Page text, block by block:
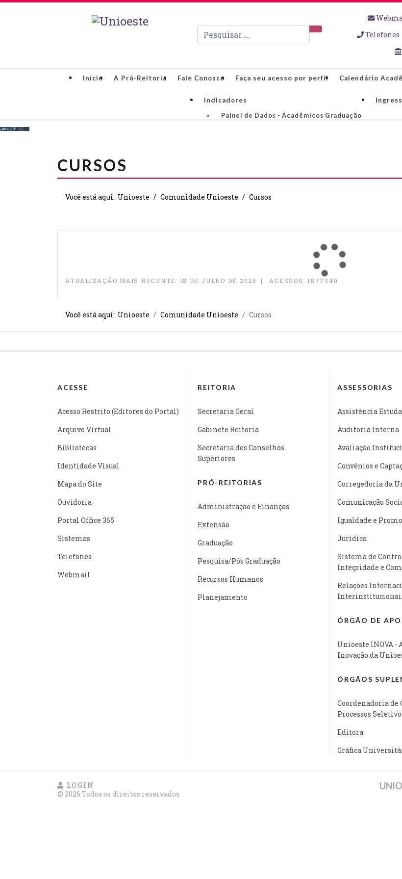
Pesquisar
Telefones
Início A Pró-Reitoria Fale Conosco Faça seu acesso por perfil Calendário
Indicadores
Painel de Dados - Acadêmicos Graduação
CURSOS
Você está aqui: Unioeste Comunidade Unioeste Cursos
ATUALIZAÇÃO MAIS RECENTE: 18 DE JULHO DE 2025 ACESSOS: 1877340
Você está aqui: Unioeste Comunidade Unioeste Cursos
ACESSE
Acesso Restrito (Editores do Portal)
Arquivo Virtual
Bibliotecas
Identidade Visual
Mapa do Site
Ouvidoria
Portal Office 365
Sistemas
Telefones
Webmail
REITORIA
Secretaria Geral
Gabinete Reitoria
Secretaria dos Conselhos
Superiores
PRÓ-REITORIAS
Administração e Finanças
Extensão
Graduação
Pesquisa/Pós Graduação
Recursos Humanos
Planejamento
ASSESSORIAS
Assistência
Auditoria Interna
Avaliação
Convênios e
Corregedoria da
Comunicação
Igualdade e
Jurídica
Sistema de
Integridade e
Relações
ÓRGÃO DE
Unioeste INOVA -
Inovação da
ÓRGÃOS
Coordenadoria de
Processos
Editora
Gráfica
LOGIN
© 2026 Todos os direitos reservados.